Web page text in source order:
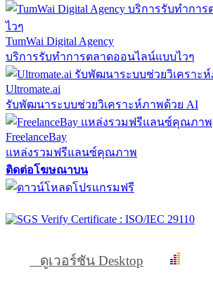
TumWai Digital Agency
บริการรับทำการตลาดออนไลน์แบบไวๆ
Ultromate.ai
รับพัฒนาระบบช่วยวิเคราะห์ภาพด้วย AI
FreelanceBay
แหล่งรวมฟรีแลนซ์คุณภาพ
ติดต่อโฆษณาบน
ดูเวอร์ชัน Desktop